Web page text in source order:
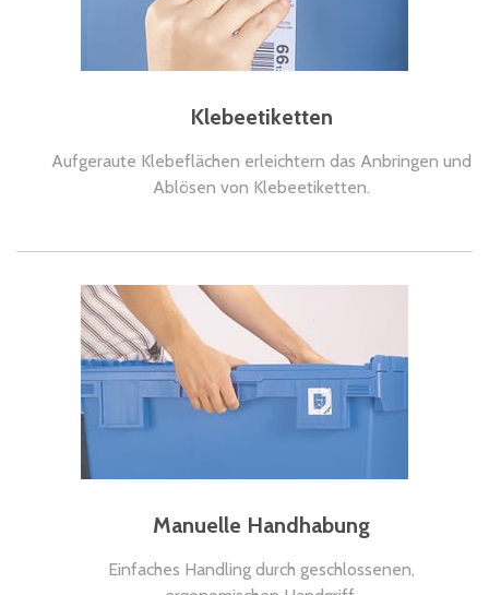
Klebeetiketten
Aufgeraute Klebeflächen erleichtern das Anbringen und
Ablösen von Klebeetiketten.
Manuelle Handhabung
Einfaches Handling durch geschlossenen,